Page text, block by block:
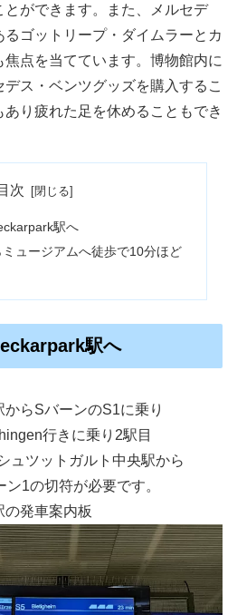
とができます。また、メルセデ
ゴットリープ・ダイムラーとカ
点を当てています。博物館内に
ス・ベンツグッズを購入するこ
り疲れた足を休めることもでき
次
駅へ
ュージアムへ徒歩で10分ほど
駅へ
らSバーンのS1に乗り
行きに乗り2駅目
ュツットガルト中央駅から
1の切符が必要です。
の発車案内板